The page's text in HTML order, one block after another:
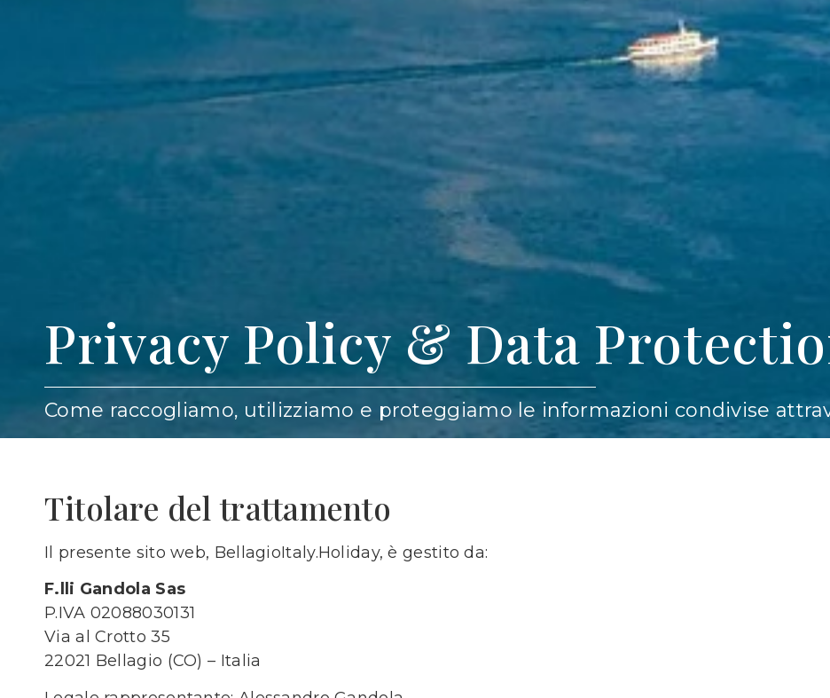
Privacy Policy & Data
Come raccogliamo, utilizziamo e proteggiamo le informazioni condivise
Titolare del trattamento
Il presente sito web, BellagioItaly.Holiday, è gestito da:
F.lli Gandola Sas
P.IVA 02088030131
Via al Crotto 35
22021 Bellagio (CO) – Italia